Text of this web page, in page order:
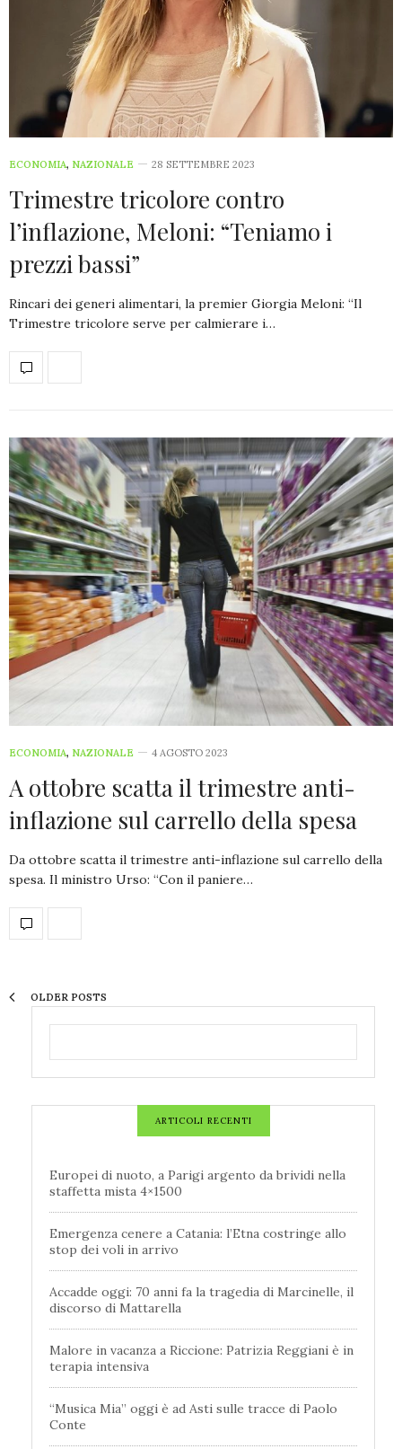
ECONOMIA, NAZIONALE 28 SETTEMBRE 2023
Trimestre tricolore contro
l’inflazione, Meloni: “Teniamo i
prezzi bassi”
Rincari dei generi alimentari, la premier Giorgia Meloni: “Il
Trimestre tricolore serve per calmierare i…
ECONOMIA, NAZIONALE 4 AGOSTO 2023
A ottobre scatta il trimestre anti-
inflazione sul carrello della spesa
Da ottobre scatta il trimestre anti-inflazione sul carrello della
spesa. Il ministro Urso: “Con il paniere…
OLDER POSTS
ARTICOLI RECENTI
Europei di nuoto, a Parigi argento da brividi nella
staffetta mista 4×1500
Emergenza cenere a Catania: l’Etna costringe allo
stop dei voli in arrivo
Accadde oggi: 70 anni fa la tragedia di Marcinelle, il
discorso di Mattarella
Malore in vacanza a Riccione: Patrizia Reggiani è in
terapia intensiva
“Musica Mia” oggi è ad Asti sulle tracce di Paolo
Conte